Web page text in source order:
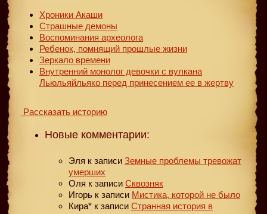
Хроники Акаши
Страшные демоны
Воспоминания археолога
Ребенок, помнящий прошлые жизни
Зеркало времени
Внутренний монолог девочки с вулкана
Льюльяйльяко перед принесением ее в жертву
Рассказать историю
Новые комментарии:
Эля к записи Земные проблемы тревожат
умерших
Оля к записи Сквозняк
Игорь к записи Мистика, которой не было
Кира* к записи Странная история в